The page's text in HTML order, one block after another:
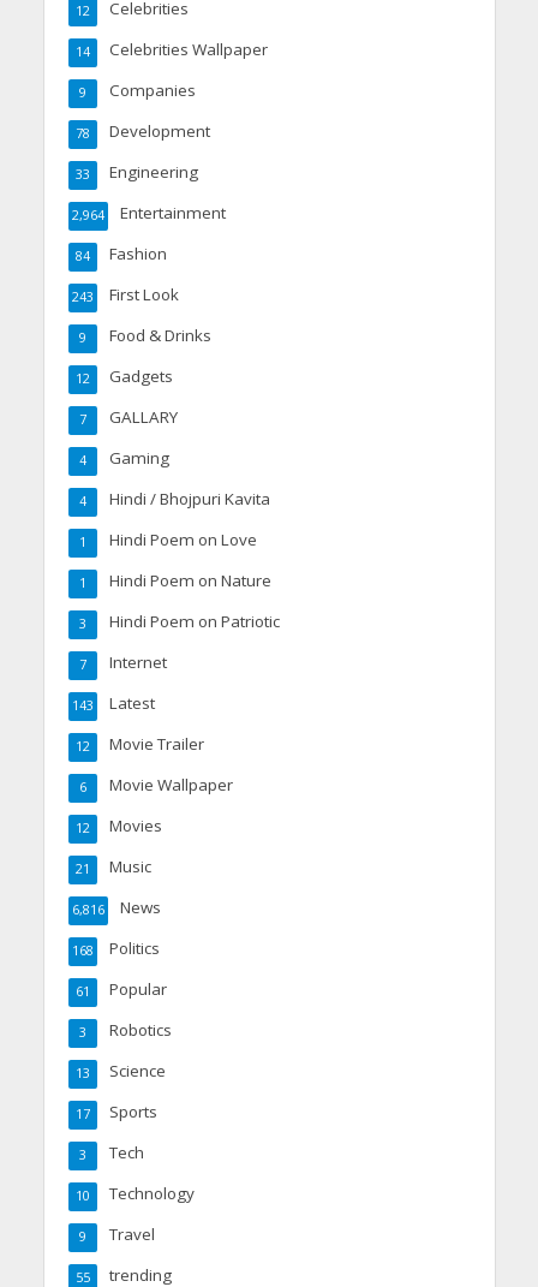
Celebrities
12
Celebrities Wallpaper
14
Companies
9
Development
78
Engineering
33
Entertainment
2,964
Fashion
84
First Look
243
Food & Drinks
9
Gadgets
12
GALLARY
7
Gaming
4
Hindi / Bhojpuri Kavita
4
Hindi Poem on Love
1
Hindi Poem on Nature
1
Hindi Poem on Patriotic
3
Internet
7
Latest
143
Movie Trailer
12
Movie Wallpaper
6
Movies
12
Music
21
News
6,816
Politics
168
Popular
61
Robotics
3
Science
13
Sports
17
Tech
3
Technology
10
Travel
9
trending
55